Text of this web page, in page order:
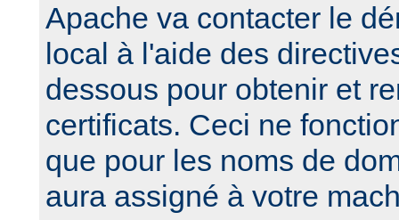
Apache va contacter le
local à l'aide des
dessous pour obtenir et
certificats. Ceci ne
que pour les noms de
aura assigné à votre